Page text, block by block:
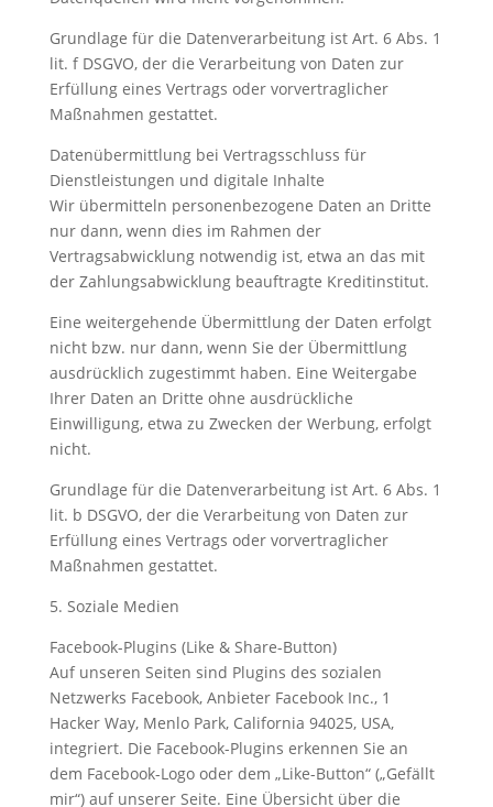
Grundlage für die Datenverarbeitung ist Art. 6 Abs. 1
lit. f DSGVO, der die Verarbeitung von Daten zur
Erfüllung eines Vertrags oder vorvertraglicher
Maßnahmen gestattet.
Datenübermittlung bei Vertragsschluss für
Dienstleistungen und digitale Inhalte
Wir übermitteln personenbezogene Daten an Dritte
nur dann, wenn dies im Rahmen der
Vertragsabwicklung notwendig ist, etwa an das mit
der Zahlungsabwicklung beauftragte Kreditinstitut.
Eine weitergehende Übermittlung der Daten erfolgt
nicht bzw. nur dann, wenn Sie der Übermittlung
ausdrücklich zugestimmt haben. Eine Weitergabe
Ihrer Daten an Dritte ohne ausdrückliche
Einwilligung, etwa zu Zwecken der Werbung, erfolgt
nicht.
Grundlage für die Datenverarbeitung ist Art. 6 Abs. 1
lit. b DSGVO, der die Verarbeitung von Daten zur
Erfüllung eines Vertrags oder vorvertraglicher
Maßnahmen gestattet.
5. Soziale Medien
Facebook-Plugins (Like & Share-Button)
Auf unseren Seiten sind Plugins des sozialen
Netzwerks Facebook, Anbieter Facebook Inc., 1
Hacker Way, Menlo Park, California 94025, USA,
integriert. Die Facebook-Plugins erkennen Sie an
dem Facebook-Logo oder dem „Like-Button“ („Gefällt
mir“) auf unserer Seite. Eine Übersicht über die